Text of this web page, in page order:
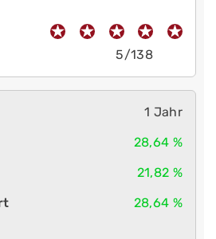
5/138
1 Jahr
28,64 %
21,82 %
28,64 %